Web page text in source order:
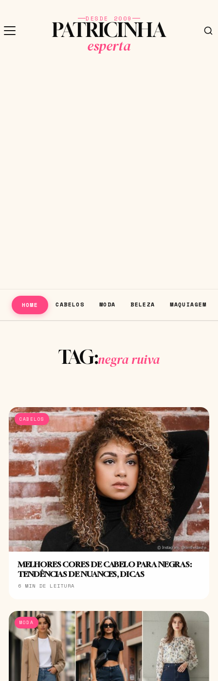
DESDE 2009
PATRICINHA
esperta
HOME CABELOS MODA BELEZA MAQUIAGEM
TAG:negra ruiva
CABELOS
MELHORES CORES DE CABELO PARA NEGRAS:
TENDÊNCIAS DE NUANCES, DICAS
6 MIN DE LEITURA
MODA